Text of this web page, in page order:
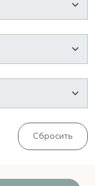
Сбросить